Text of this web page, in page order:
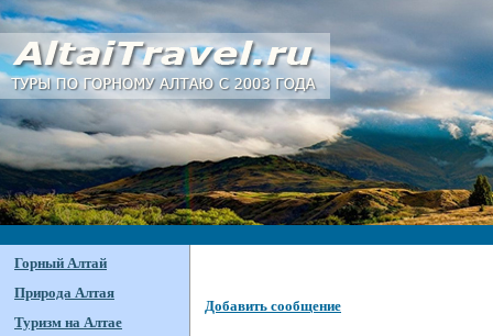
Горный Алтай
Природа Алтая
Туризм на Алтае
Добавить сообщение